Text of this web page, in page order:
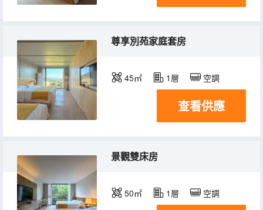
尊享別苑家庭套房
45㎡ 1層 空調
查看供應
景觀雙床房
50㎡ 1層 空調